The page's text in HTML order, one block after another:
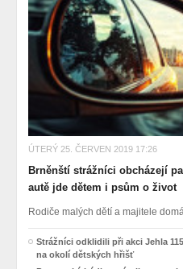
ÚTERÝ 25. ČERVEN 2019 17:26
Brněnští strážníci obcházejí
autě jde dětem i psům o život
Rodiče malých dětí a majitele
Strážníci odklidili při akci Jehla
na okolí dětských hřišť